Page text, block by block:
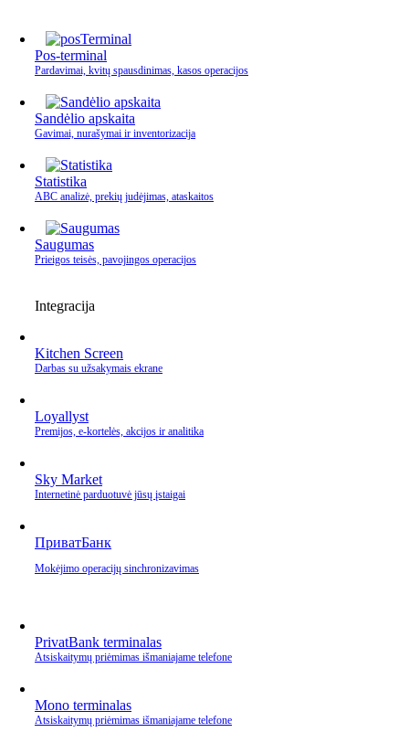
Pos-terminal
Pardavimai, kvitų spausdinimas, kasos operacijos
Sandėlio apskaita
Gavimai, nurašymai ir inventorizacija
Statistika
ABC analizė, prekių judėjimas, ataskaitos
Saugumas
Prieigos teisės, pavojingos operacijos
Integracija
Kitchen Screen
Darbas su užsakymais ekrane
Loyallyst
Premijos, e‑kortelės, akcijos ir analitika
Sky Market
Internetinė parduotuvė jūsų įstaigai
ПриватБанк
Mokėjimo operacijų sinchronizavimas
PrivatBank terminalas
Atsiskaitymų priėmimas išmaniajame telefone
Mono terminalas
Atsiskaitymų priėmimas išmaniajame telefone